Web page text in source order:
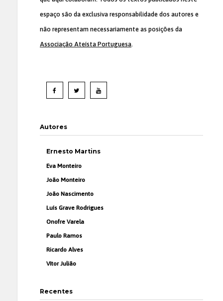
espaço são da exclusiva responsabilidade dos autores e
não representam necessariamente as posições da
Associação Ateísta Portuguesa.
Autores
Ernesto Martins
Eva Monteiro
João Monteiro
João Nascimento
Luís Grave Rodrigues
Onofre Varela
Paulo Ramos
Ricardo Alves
Vítor Julião
Recentes